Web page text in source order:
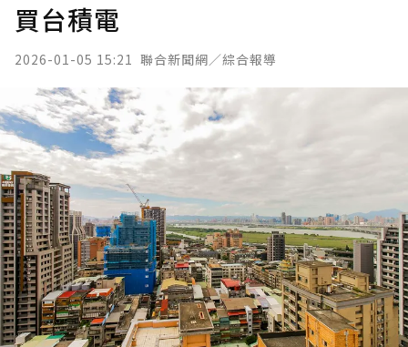
買台積電
2026-01-05 15:21 聯合新聞網／綜合報導